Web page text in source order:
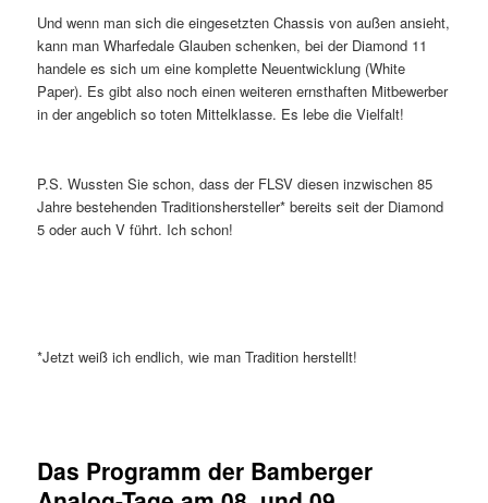
Und wenn man sich die eingesetzten Chassis von außen ansieht,
kann man Wharfedale Glauben schenken, bei der Diamond 11
handele es sich um eine komplette Neuentwicklung (White
Paper). Es gibt also noch einen weiteren ernsthaften Mitbewerber
in der angeblich so toten Mittelklasse. Es lebe die Vielfalt!
P.S. Wussten Sie schon, dass der FLSV diesen inzwischen 85
Jahre bestehenden Traditionshersteller* bereits seit der Diamond
5 oder auch V führt. Ich schon!
*Jetzt weiß ich endlich, wie man Tradition herstellt!
Das Programm der Bamberger